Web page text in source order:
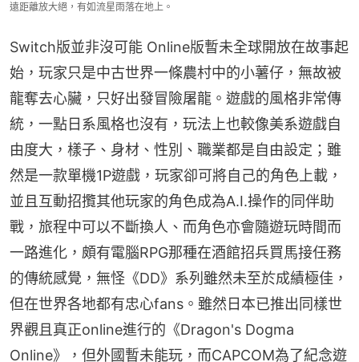
遠距離放大絕，有如流星雨落在地上。
Switch版並非沒可能 Online版暫未全球開放在故事起
始，玩家只是中古世界一條農村中的小薯仔，無故被
龍奪去心臟，只好出發冒險屠龍。遊戲的風格非常傳
統，一點日系風格也沒有，玩法上也較像美系遊戲自
由度大，樣子、身材、性別、職業都是自由設定；雖
然是一款單機1P遊戲，玩家卻可將自己的角色上載，
並且互動招攬其他玩家的角色成為A.I.操作的同伴助
戰，旅程中可以不斷換人、而角色亦會隨遊玩時間而
一路進化，頗有電腦RPG那種在酒館招兵買馬接任務
的傳統感覺，無怪《DD》系列雖然未至於成績極佳，
但在世界各地都有忠心fans。雖然日本已推出同樣世
界觀且真正online進行的《Dragon's Dogma
Online》，但外國暫未能玩，而CAPCOM為了紀念遊